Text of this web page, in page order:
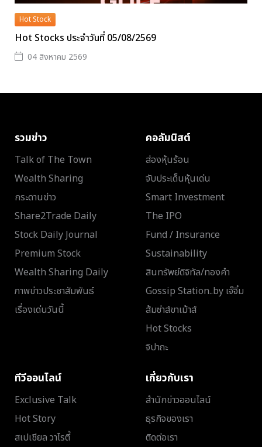
Hot Stock
Hot Stocks ประจำวันที่ 05/08/2569
04 สิงหาคม 2569
รวมข่าว
Talk of The Town
Wealth Sharing
กระดานข่าว
Share2Trade Daily
Stock Daily Journal
Premium Stock
Wealth Sharing Daily
ภาพข่าวประชาสัมพันธ์
เรื่องเด่นวันนี้
คอลัมนิสต์
ส่องหุ้นร้อน
จับประเด็นหุ้นเด่น
Smart Investment
The IPO
Fund / Insurance
Sustainability
สินทรัพย์ดิจิทัล/ทองคำ
Gossip Station..by เจ๊จิ๋ม
ส้มซ่าส์ขาเม้าส์
Hot Stocks
จิปาถะ
ทีวีออนไลน์
Exclusive Talk
Hot Story
สเปเชียล วาไรตี้
เกี่ยวกับเรา
สำนักข่าวออนไลน์
ธุรกิจของเรา
ติดต่อเรา